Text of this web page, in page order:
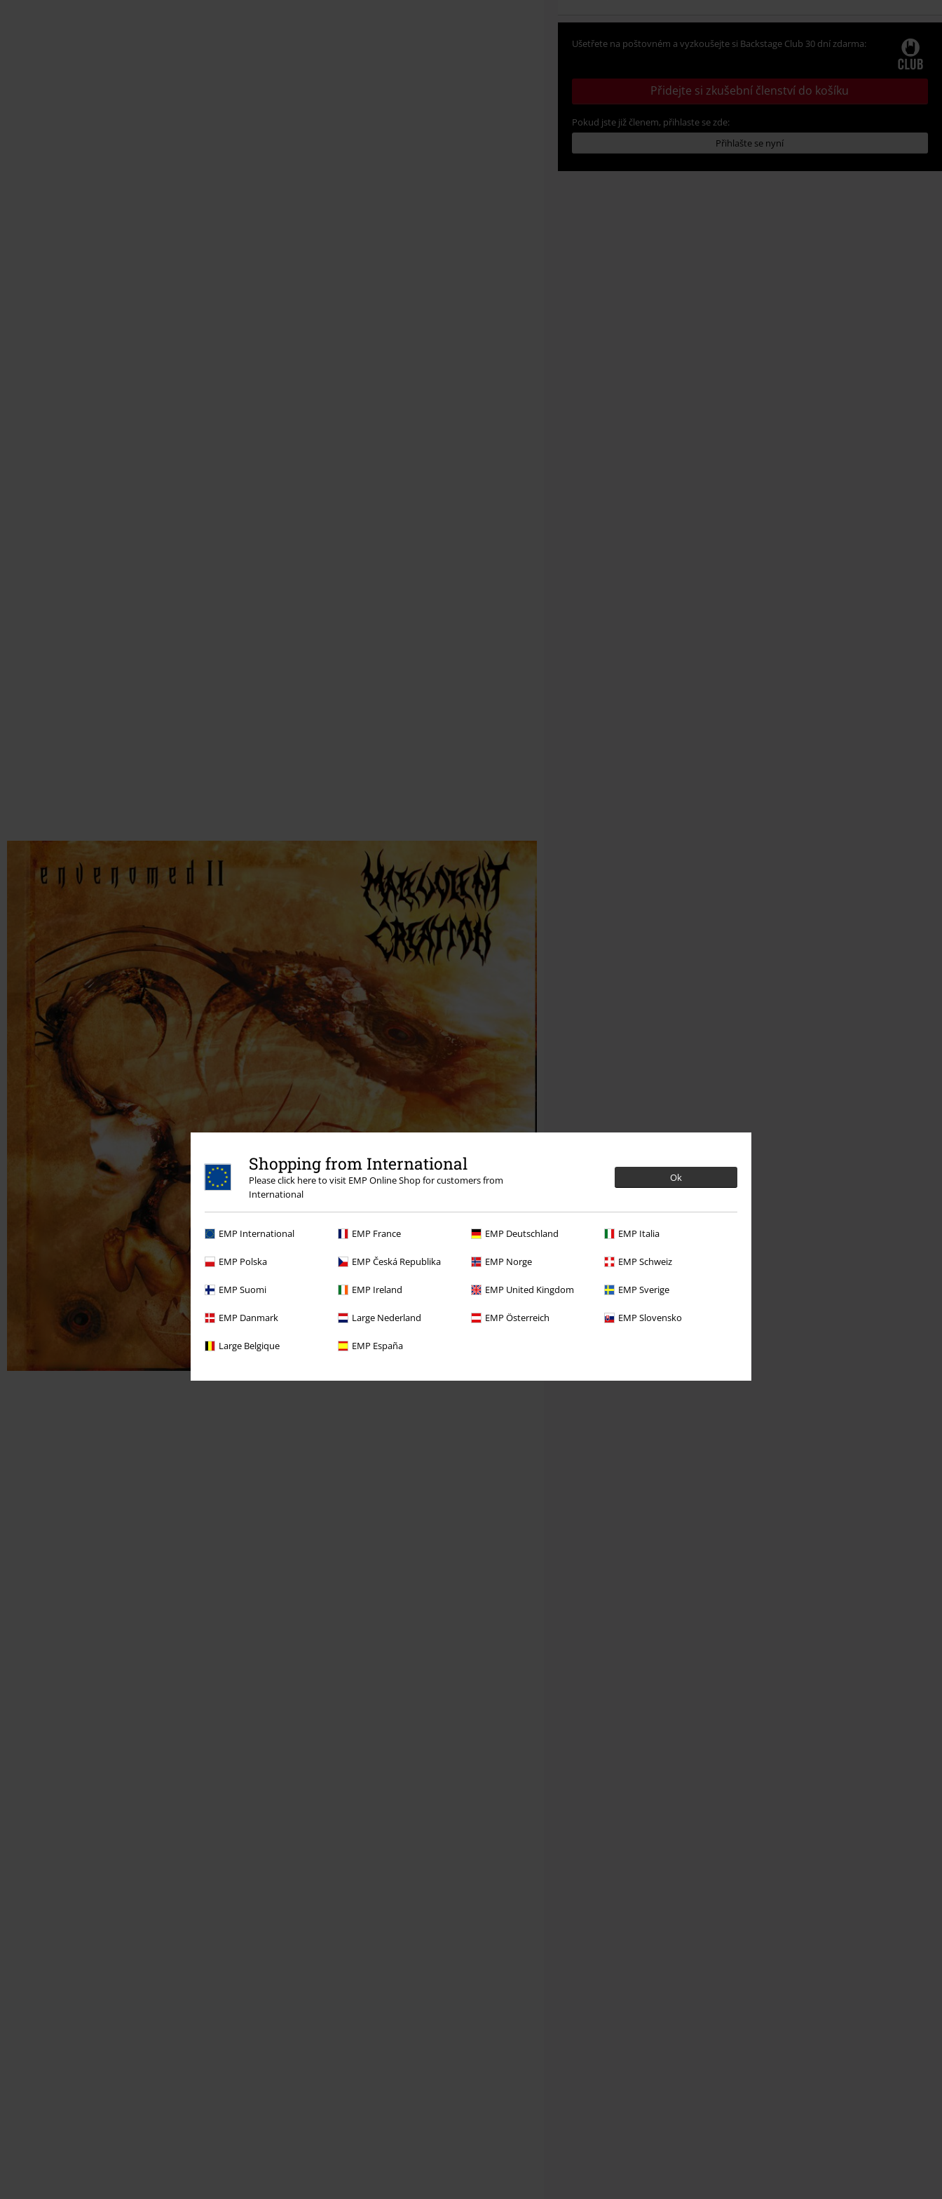
Shopping from International
Please click here to visit EMP Online Shop for customers from
International
Ok
EMP International EMP France EMP Deutschland EMP Italia
EMP Polska EMP Česká Republika EMP Norge EMP Schweiz
EMP Suomi EMP Ireland EMP United Kingdom EMP Sverige
EMP Danmark Large Nederland EMP Österreich EMP Slovensko
Large Belgique EMP España
Ušetřete na poštovném a vyzkoušejte si Backstage Club 30 dní zdarma:
Přidejte si zkušební členství do košíku
Pokud jste již členem, přihlaste se zde:
Přihlašte se nyní